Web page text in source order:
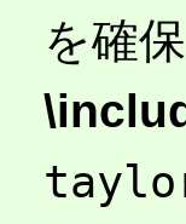
を確保